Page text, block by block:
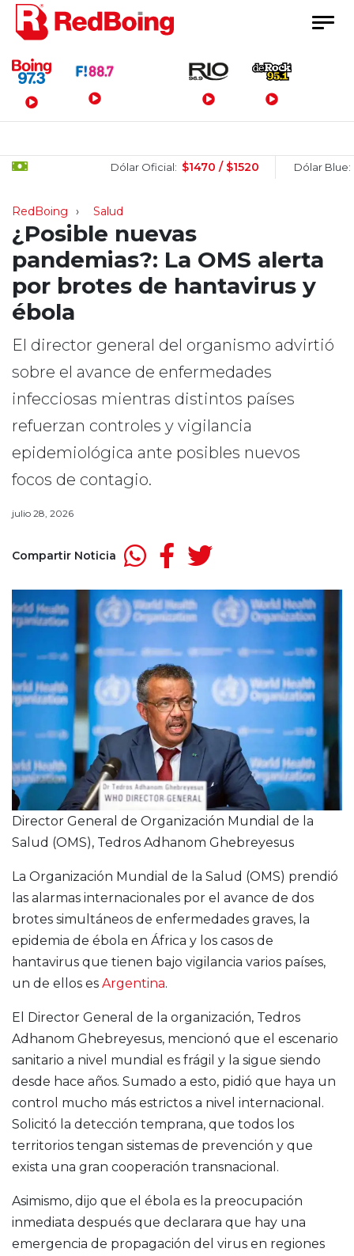
Menú Principal
Dólar Oficial: $1470 / $1520 Dólar Blue:
RedBoing Salud
¿Posible nuevas
pandemias?: La OMS alerta
por brotes de hantavirus y
ébola
El director general del organismo advirtió
sobre el avance de enfermedades
infecciosas mientras distintos países
refuerzan controles y vigilancia
epidemiológica ante posibles nuevos
focos de contagio.
julio 28, 2026
Compartir Noticia
Director General de Organización Mundial de la
Salud (OMS), Tedros Adhanom Ghebreyesus
La Organización Mundial de la Salud (OMS) prendió
las alarmas internacionales por el avance de dos
brotes simultáneos de enfermedades graves, la
epidemia de ébola en África y los casos de
hantavirus que tienen bajo vigilancia varios países,
un de ellos es Argentina.
El Director General de la organización, Tedros
Adhanom Ghebreyesus, mencionó que el escenario
sanitario a nivel mundial es frágil y la sigue siendo
desde hace años. Sumado a esto, pidió que haya un
control mucho más estrictos a nivel internacional.
Solicitó la detección temprana, que todos los
territorios tengan sistemas de prevención y que
exista una gran cooperación transnacional.
Asimismo, dijo que el ébola es la preocupación
inmediata después que declarara que hay una
emergencia de propagación del virus en regiones